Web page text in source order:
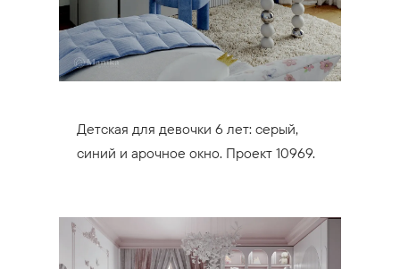
Детская для девочки 6 лет: серый,
синий и арочное окно. Проект 10969.